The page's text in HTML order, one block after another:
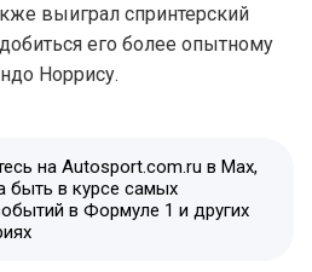
выиграл спринтерский
его более опытному
Норрису.
на Autosport.com.ru в Max,
быть в курсе самых
в Формуле 1 и других